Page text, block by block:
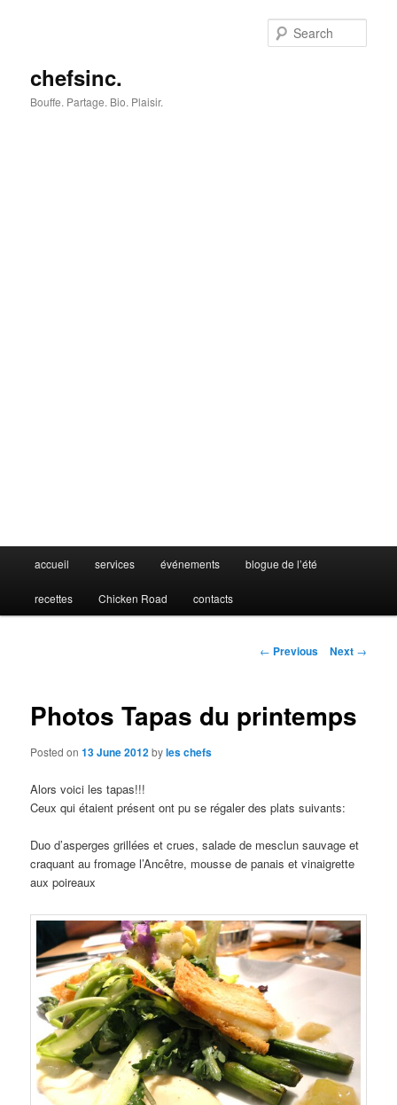
chefsinc.
Bouffe. Partage. Bio. Plaisir.
accueil services événements blogue de l’été
recettes Chicken Road contacts
Post
← Previous Next →
Photos Tapas du printemps
Posted on 13 June 2012byles chefs
Alors voici les tapas!!!
Ceux qui étaient présent ont pu se régaler des plats suivants:
Duo d’asperges grillées et crues, salade de mesclun sauvage et
craquant au fromage l’Ancêtre, mousse de panais et vinaigrette
aux poireaux